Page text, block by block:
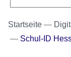
Startseite
Schul-ID